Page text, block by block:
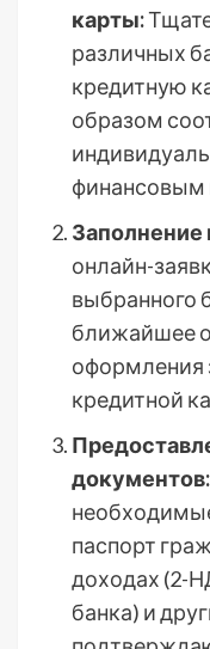
карты:
различных
кредитную
образом
Заполнение
онлайн-
выбранного
ближайшее
оформления
кредитной
документов:
паспорт
доходах (2-
банка) и